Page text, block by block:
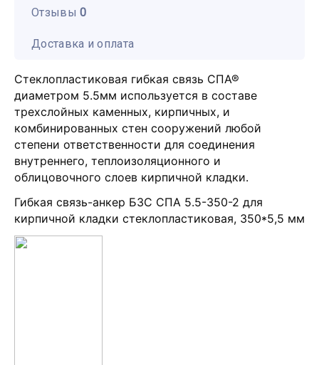
Отзывы0
Доставка и оплата
Стеклопластиковая гибкая связь СПА®
диаметром 5.5мм используется в составе
трехслойных каменных, кирпичных, и
комбинированных стен сооружений любой
степени ответственности для соединения
внутреннего, теплоизоляционного и
облицовочного слоев кирпичной кладки.
Гибкая связь-анкер БЗС СПА 5.5-350-2 для
кирпичной кладки стеклопластиковая, 350*5,5 мм